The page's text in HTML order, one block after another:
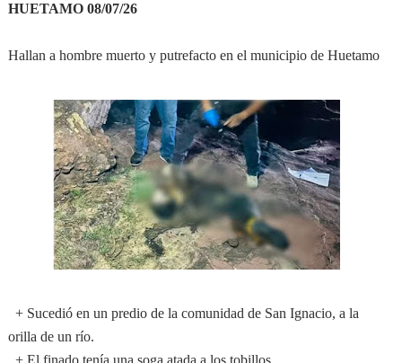
HUETAMO 08/07/26
Hallan a hombre muerto y putrefacto en el municipio de Huetamo
+ Sucedió en un predio de la comunidad de San Ignacio, a la
orilla de un río.
+ El finado tenía una soga atada a los tobillos.